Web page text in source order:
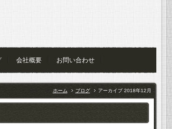
会社概要 お問い合わせ
ホーム ブログ アーカイブ 2018年12月